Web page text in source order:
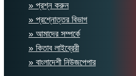
» প্রশ্ন করুন
» প্রশ্নোত্তর বিভাগ
» আমাদের সম্পর্কে
» কিতাব লাইব্রেরী
» বাংলাদেশী নিউজপেপার